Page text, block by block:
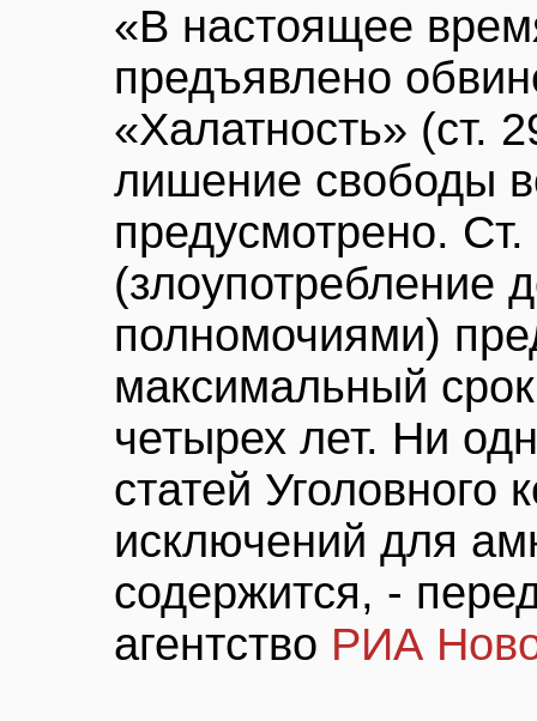
«В настоящее
предъявлено
«Халатность» (ст.
лишение свободы
предусмотрено.
(злоупотребление
полномочиями)
максимальный
четырех лет. Ни
статей Уголовного
исключений для
содержится, -
агентство РИА